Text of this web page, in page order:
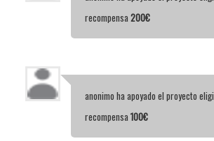
recompensa 200€
anonimo ha apoyado el proyecto
recompensa 100€